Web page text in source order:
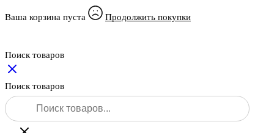
Ваша корзина пуста Продолжить покупки
Поиск товаров
Поиск товаров